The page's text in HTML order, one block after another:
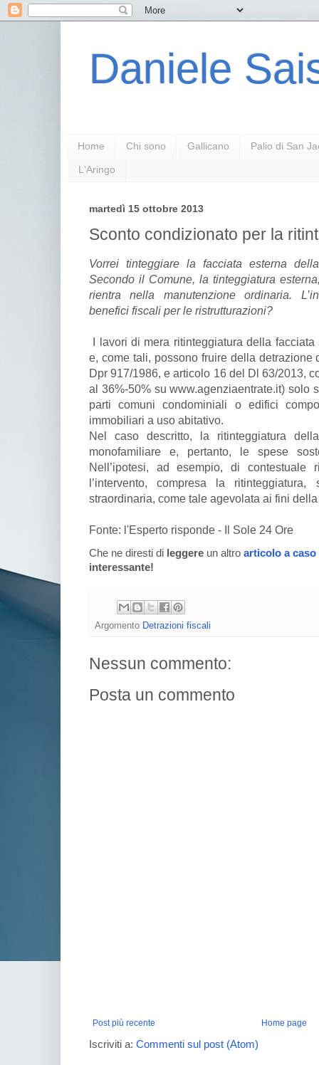
Daniele
Home Chi sono Gallicano Palio di San
L'Aringo
martedì 15 ottobre 2013
Sconto condizionato per la
Vorrei tinteggiare la facciata esterna
Secondo il Comune, la tinteggiatura
rientra nella manutenzione ordinaria.
benefici fiscali per le ristrutturazioni?
I lavori di mera ritinteggiatura della
e, come tali, possono fruire della detrazione
Dpr 917/1986, e articolo 16 del Dl 63/2013,
al 36%-50% su www.agenziaentrate.it) solo
parti comuni condominiali o edifici
immobiliari a uso abitativo.
Nel caso descritto, la ritinteggiatura
monofamiliare e, pertanto, le spese
Nell’ipotesi, ad esempio, di contestuale
l’intervento, compresa la
straordinaria, come tale agevolata ai fini
Fonte: l'Esperto risponde - Il Sole 24 Ore
Che ne diresti di leggere un altro articolo a caso
interessante!
Argomento Detrazioni fiscali
Nessun commento:
Posta un commento
Post più recente Home page
Iscriviti a: Commenti sul post (Atom)